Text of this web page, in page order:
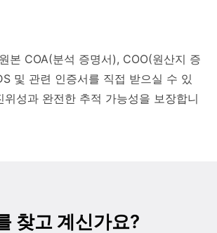
본 COA(분석 증명서), COO(원산지 증
및 관련 인증서를 직접 받으실 수 있
위성과 완전한 추적 가능성을 보장합니
찾고 계신가요?